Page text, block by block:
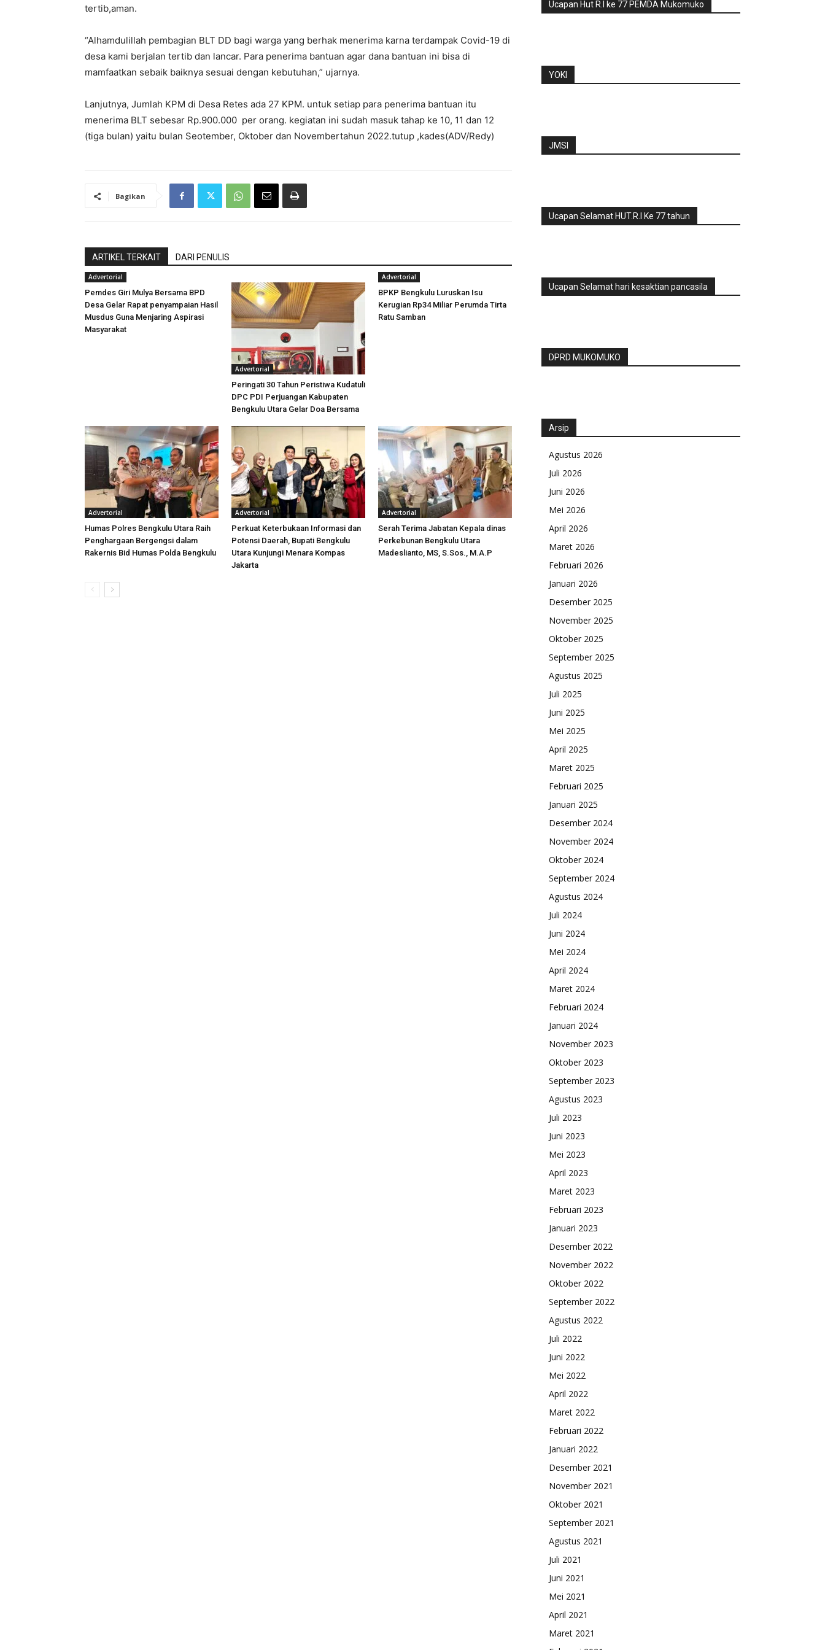
tertib,aman.
“Alhamdulillah pembagian BLT DD bagi warga yang berhak menerima karna terdampak Covid-19 di
desa kami berjalan tertib dan lancar. Para penerima bantuan agar dana bantuan ini bisa di
mamfaatkan sebaik baiknya sesuai dengan kebutuhan,” ujarnya.
Lanjutnya, Jumlah KPM di Desa Retes ada 27 KPM. untuk setiap para penerima bantuan itu
menerima BLT sebesar Rp.900.000 per orang. kegiatan ini sudah masuk tahap ke 10, 11 dan 12
(tiga bulan) yaitu bulan Seotember, Oktober dan Novembertahun 2022.tutup ,kades(ADV/Redy)
Bagikan
ARTIKEL TERKAIT DARI PENULIS
Advertorial
Pemdes Giri Mulya Bersama BPD
Desa Gelar Rapat penyampaian Hasil
Musdus Guna Menjaring Aspirasi
Masyarakat
Advertorial
Peringati 30 Tahun Peristiwa Kudatuli
DPC PDI Perjuangan Kabupaten
Bengkulu Utara Gelar Doa Bersama
Advertorial
BPKP Bengkulu Luruskan Isu
Kerugian Rp34 Miliar Perumda Tirta
Ratu Samban
Advertorial
Humas Polres Bengkulu Utara Raih
Penghargaan Bergengsi dalam
Rakernis Bid Humas Polda Bengkulu
Advertorial
Perkuat Keterbukaan Informasi dan
Potensi Daerah, Bupati Bengkulu
Utara Kunjungi Menara Kompas
Jakarta
Advertorial
Serah Terima Jabatan Kepala dinas
Perkebunan Bengkulu Utara
Madeslianto, MS, S.Sos., M.A.P
Ucapan Hut R.I ke 77 PEMDA Mukomuko
YOKI
JMSI
Ucapan Selamat HUT.R.I Ke 77 tahun
Ucapan Selamat hari kesaktian pancasila
DPRD MUKOMUKO
Arsip
Agustus 2026
Juli 2026
Juni 2026
Mei 2026
April 2026
Maret 2026
Februari 2026
Januari 2026
Desember 2025
November 2025
Oktober 2025
September 2025
Agustus 2025
Juli 2025
Juni 2025
Mei 2025
April 2025
Maret 2025
Februari 2025
Januari 2025
Desember 2024
November 2024
Oktober 2024
September 2024
Agustus 2024
Juli 2024
Juni 2024
Mei 2024
April 2024
Maret 2024
Februari 2024
Januari 2024
November 2023
Oktober 2023
September 2023
Agustus 2023
Juli 2023
Juni 2023
Mei 2023
April 2023
Maret 2023
Februari 2023
Januari 2023
Desember 2022
November 2022
Oktober 2022
September 2022
Agustus 2022
Juli 2022
Juni 2022
Mei 2022
April 2022
Maret 2022
Februari 2022
Januari 2022
Desember 2021
November 2021
Oktober 2021
September 2021
Agustus 2021
Juli 2021
Juni 2021
Mei 2021
April 2021
Maret 2021